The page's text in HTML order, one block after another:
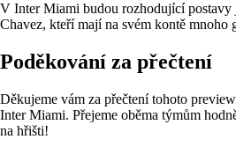
V Inter Miami budou rozhodující
Chavez, kteří mají na svém kontě mnoho
Poděkování za přečtení
Děkujeme vám za přečtení tohoto
Inter Miami. Přejeme oběma týmům
na hřišti!